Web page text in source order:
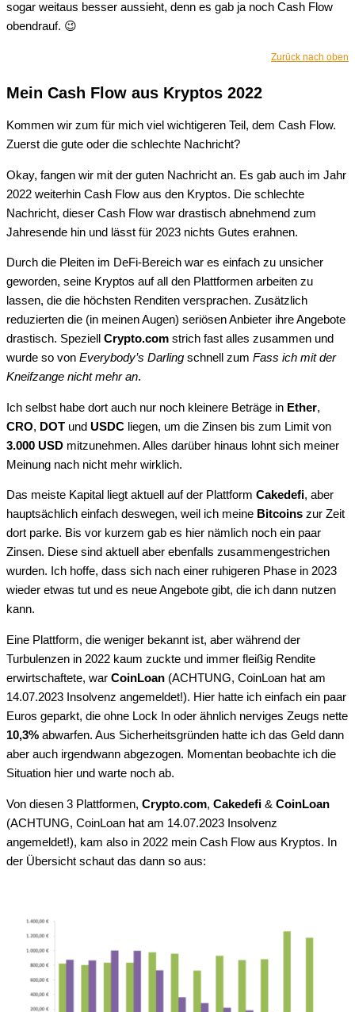
sogar weitaus besser aussieht, denn es gab ja noch Cash Flow
obendrauf. 😉
Zurück nach oben
Mein Cash Flow aus Kryptos 2022
Kommen wir zum für mich viel wichtigeren Teil, dem Cash Flow.
Zuerst die gute oder die schlechte Nachricht?
Okay, fangen wir mit der guten Nachricht an. Es gab auch im Jahr
2022 weiterhin Cash Flow aus den Kryptos. Die schlechte
Nachricht, dieser Cash Flow war drastisch abnehmend zum
Jahresende hin und lässt für 2023 nichts Gutes erahnen.
Durch die Pleiten im DeFi-Bereich war es einfach zu unsicher
geworden, seine Kryptos auf all den Plattformen arbeiten zu
lassen, die die höchsten Renditen versprachen. Zusätzlich
reduzierten die (in meinen Augen) seriösen Anbieter ihre Angebote
drastisch. Speziell Crypto.com strich fast alles zusammen und
wurde so von Everybody’s Darling schnell zum Fass ich mit der
Kneifzange nicht mehr an.
Ich selbst habe dort auch nur noch kleinere Beträge in Ether,
CRO, DOT und USDC liegen, um die Zinsen bis zum Limit von
3.000 USD mitzunehmen. Alles darüber hinaus lohnt sich meiner
Meinung nach nicht mehr wirklich.
Das meiste Kapital liegt aktuell auf der Plattform Cakedefi, aber
hauptsächlich einfach deswegen, weil ich meine Bitcoins zur Zeit
dort parke. Bis vor kurzem gab es hier nämlich noch ein paar
Zinsen. Diese sind aktuell aber ebenfalls zusammengestrichen
wurden. Ich hoffe, dass sich nach einer ruhigeren Phase in 2023
wieder etwas tut und es neue Angebote gibt, die ich dann nutzen
kann.
Eine Plattform, die weniger bekannt ist, aber während der
Turbulenzen in 2022 kaum zuckte und immer fleißig Rendite
erwirtschaftete, war CoinLoan (ACHTUNG, CoinLoan hat am
14.07.2023 Insolvenz angemeldet!). Hier hatte ich einfach ein paar
Euros geparkt, die ohne Lock In oder ähnlich nerviges Zeugs nette
10,3% abwarfen. Aus Sicherheitsgründen hatte ich das Geld dann
aber auch irgendwann abgezogen. Momentan beobachte ich die
Situation hier und warte noch ab.
Von diesen 3 Plattformen, Crypto.com, Cakedefi & CoinLoan
(ACHTUNG, CoinLoan hat am 14.07.2023 Insolvenz
angemeldet!), kam also in 2022 mein Cash Flow aus Kryptos. In
der Übersicht schaut das dann so aus: